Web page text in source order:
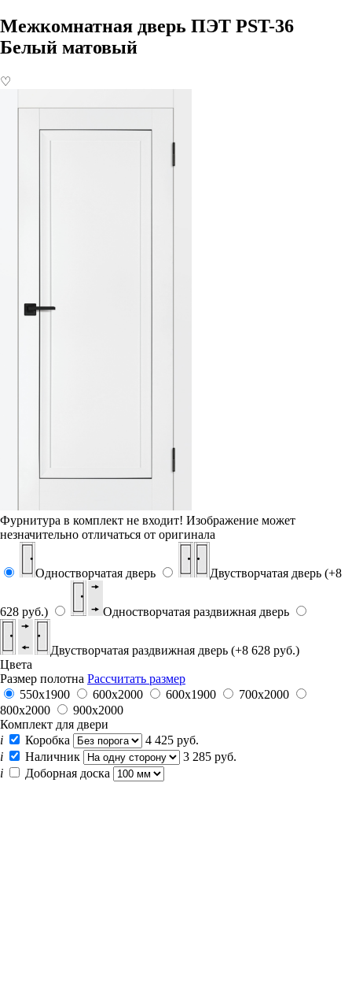
Межкомнатная дверь ПЭТ PST-36
Белый матовый
♡
Фурнитура в комплект не входит! Изображение может
незначительно отличаться от оригинала
Одностворчатая дверь Двустворчатая дверь (+8
628 руб.) Одностворчатая раздвижная дверь
Двустворчатая раздвижная дверь (+8 628 руб.)
Цвета
Размер полотна Рассчитать размер
550х1900
600x2000 600х1900
700x2000
800x2000
900x2000
Комплект для двери
i
Коробка
4 425 руб.
i
Наличник
3 285 руб.
i
Доборная доска